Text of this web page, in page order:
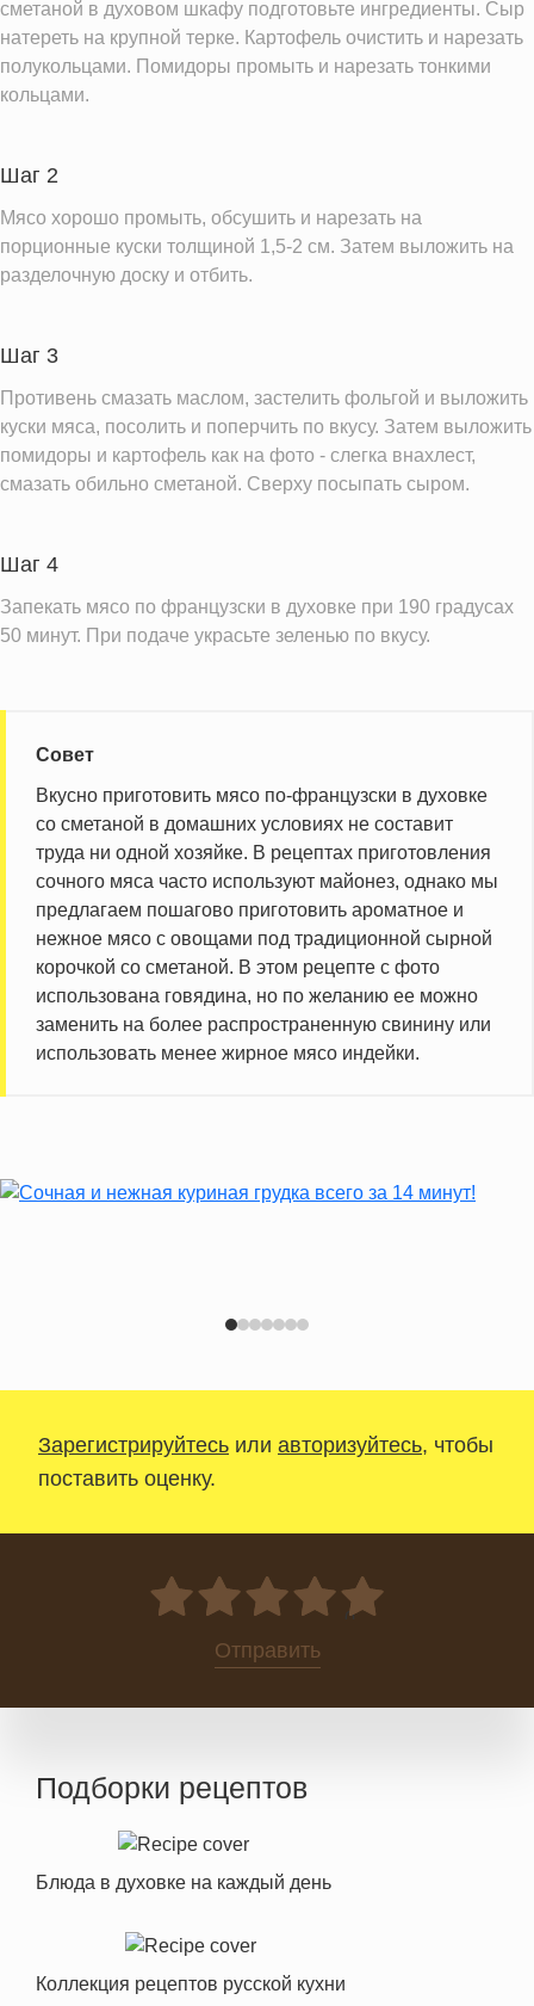
Вода
195.0 г
Натрий
430.1 мг
34.9 мкг
Витамин С
Витамин Д
Витамин Е
0.8 мг
Насыщенные жиры
9.8 г
Информация для одной порции
сметаной в духовом шкафу подготовьте ингредиенты. Сыр
натереть на крупной терке. Картофель очистить и нарезать
полукольцами. Помидоры промыть и нарезать тонкими
кольцами.
Шаг 2
Мясо хорошо промыть, обсушить и нарезать на
порционные куски толщиной 1,5-2 см. Затем выложить на
разделочную доску и отбить.
Шаг 3
Противень смазать маслом, застелить фольгой и выложить
куски мяса, посолить и поперчить по вкусу. Затем выложить
помидоры и картофель как на фото - слегка внахлест,
смазать обильно сметаной. Сверху посыпать сыром.
Шаг 4
Запекать мясо по французски в духовке при 190 градусах
50 минут. При подаче украсьте зеленью по вкусу.
Совет
Вкусно приготовить мясо по-французски в духовке
со сметаной в домашних условиях не составит
труда ни одной хозяйке. В рецептах приготовления
сочного мяса часто используют майонез, однако мы
предлагаем пошагово приготовить ароматное и
нежное мясо с овощами под традиционной сырной
корочкой со сметаной. В этом рецепте с фото
использована говядина, но по желанию ее можно
заменить на более распространенную свинину или
использовать менее жирное мясо индейки.
Зарегистрируйтесь или авторизуйтесь, чтобы
поставить оценку.
0
Отправить
Подборки рецептов
Блюда в духовке на каждый день
Коллекция рецептов русской кухни